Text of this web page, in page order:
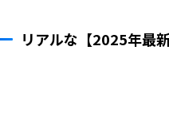
リアルな【2025年最